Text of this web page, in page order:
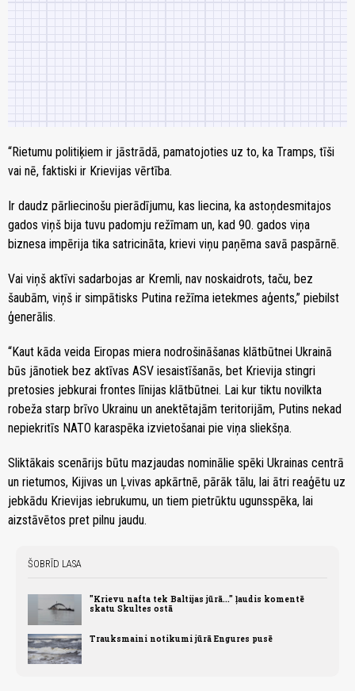
“Rietumu politiķiem ir jāstrādā, pamatojoties uz to, ka Tramps, tīši
vai nē, faktiski ir Krievijas vērtība.
Ir daudz pārliecinošu pierādījumu, kas liecina, ka astoņdesmitajos
gados viņš bija tuvu padomju režīmam un, kad 90. gados viņa
biznesa impērija tika satricināta, krievi viņu paņēma savā paspārnē.
Vai viņš aktīvi sadarbojas ar Kremli, nav noskaidrots, taču, bez
šaubām, viņš ir simpātisks Putina režīma ietekmes aģents,” piebilst
ģenerālis.
“Kaut kāda veida Eiropas miera nodrošināšanas klātbūtnei Ukrainā
būs jānotiek bez aktīvas ASV iesaistīšanās, bet Krievija stingri
pretosies jebkurai frontes līnijas klātbūtnei. Lai kur tiktu novilkta
robeža starp brīvo Ukrainu un anektētajām teritorijām, Putins nekad
nepiekritīs NATO karaspēka izvietošanai pie viņa sliekšņa.
Sliktākais scenārijs būtu mazjaudas nominālie spēki Ukrainas centrā
un rietumos, Kijivas un Ļvivas apkārtnē, pārāk tālu, lai ātri reaģētu uz
jebkādu Krievijas iebrukumu, un tiem pietrūktu ugunsspēka, lai
aizstāvētos pret pilnu jaudu.
ŠOBRĪD LASA
"Krievu nafta tek Baltijas jūrā..." ļaudis komentē
skatu Skultes ostā
Trauksmaini notikumi jūrā Engures pusē